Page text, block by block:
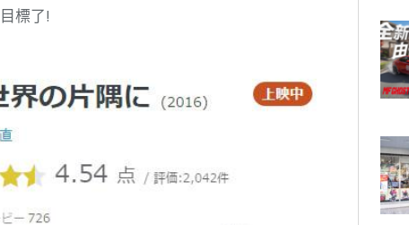
標了!